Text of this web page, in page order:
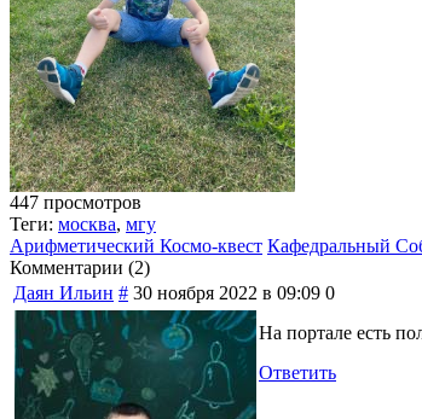
447 просмотров
Теги: москва, мгу
Арифметический Космо-квест Кафедральный
Комментарии (2)
Даян Ильин # 30 ноября 2022 в 09:09 0
На портале есть
Ответить